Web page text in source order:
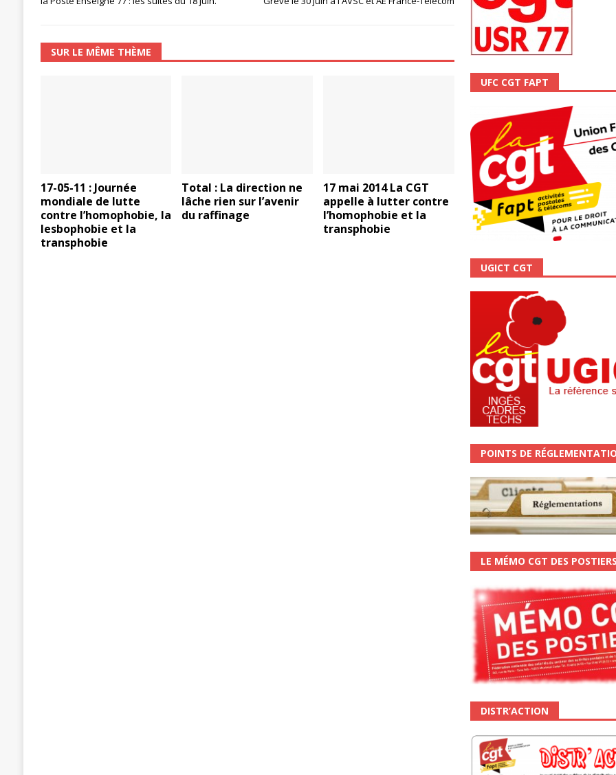
SUR LE MÊME THÈME
17-05-11 : Journée
mondiale de lutte
contre l’homophobie, la
lesbophobie et la
transphobie
Total : La direction ne
lâche rien sur l’avenir
du raffinage
17 mai 2014 La CGT
appelle à lutter contre
l’homophobie et la
transphobie
UFC CGT FAPT
UGICT CGT
POINTS DE
LE MÉMO CGT DES
DISTR’ACTION